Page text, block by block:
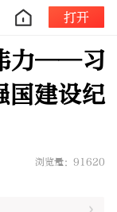
打开
力——习
国建设纪
浏览量：91620